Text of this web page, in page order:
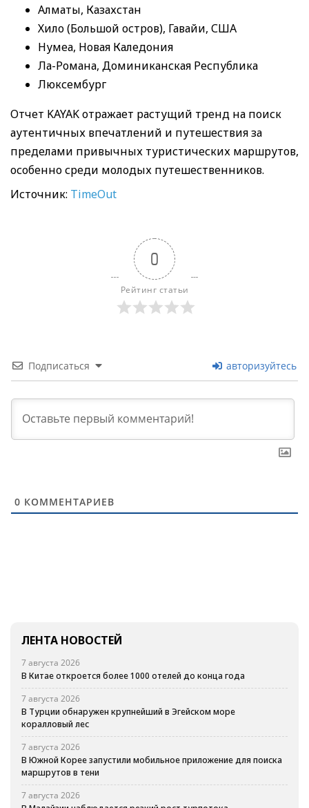
Алматы, Казахстан
Хило (Большой остров), Гавайи, США
Нумеа, Новая Каледония
Ла-Романа, Доминиканская Республика
Люксембург
Отчет KAYAK отражает растущий тренд на поиск
аутентичных впечатлений и путешествия за
пределами привычных туристических маршрутов,
особенно среди молодых путешественников.
Источник: TimeOut
0
Рейтинг статьи
Подписаться авторизуйтесь
0 КОММЕНТАРИЕВ
ЛЕНТА НОВОСТЕЙ
7 августа 2026
В Китае откроется более 1000 отелей до конца года
7 августа 2026
В Турции обнаружен крупнейший в Эгейском море
коралловый лес
7 августа 2026
В Южной Корее запустили мобильное приложение для поиска
маршрутов в тени
7 августа 2026